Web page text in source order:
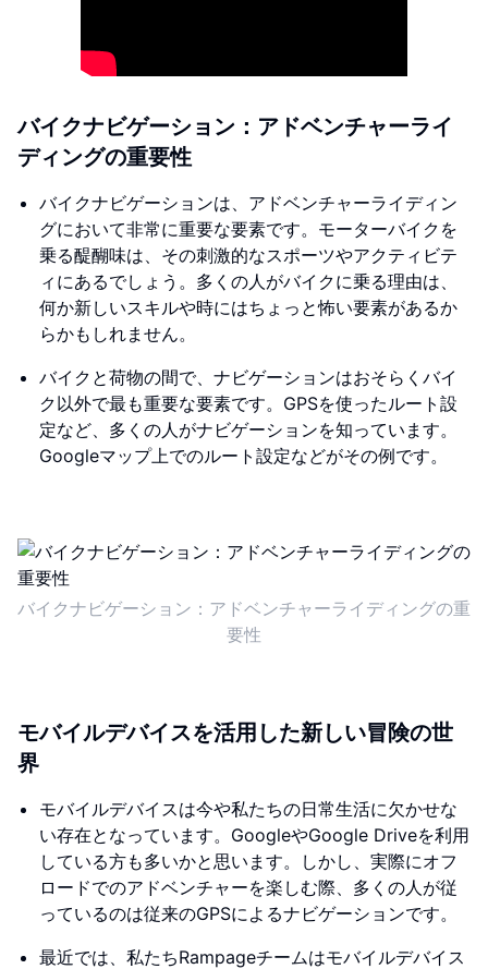
バイクナビゲーション：アドベンチャーライ
ディングの重要性
バイクナビゲーションは、アドベンチャーライディン
グにおいて非常に重要な要素です。モーターバイクを
乗る醍醐味は、その刺激的なスポーツやアクティビテ
ィにあるでしょう。多くの人がバイクに乗る理由は、
何か新しいスキルや時にはちょっと怖い要素があるか
らかもしれません。
バイクと荷物の間で、ナビゲーションはおそらくバイ
ク以外で最も重要な要素です。GPSを使ったルート設
定など、多くの人がナビゲーションを知っています。
Googleマップ上でのルート設定などがその例です。
バイクナビゲーション：アドベンチャーライディングの重
要性
モバイルデバイスを活用した新しい冒険の世
界
モバイルデバイスは今や私たちの日常生活に欠かせな
い存在となっています。GoogleやGoogle Driveを利用
している方も多いかと思います。しかし、実際にオフ
ロードでのアドベンチャーを楽しむ際、多くの人が従
っているのは従来のGPSによるナビゲーションです。
最近では、私たちRampageチームはモバイルデバイス